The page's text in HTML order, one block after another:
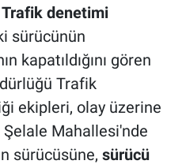
Trafik denetimi
sürücünün
kapatıldığını gören
Trafik
ekipleri, olay üzerine
Mahallesi'nde
sürücüsüne, sürücü